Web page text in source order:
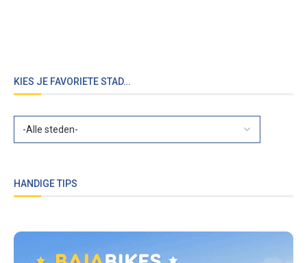
KIES JE FAVORIETE STAD…
HANDIGE TIPS